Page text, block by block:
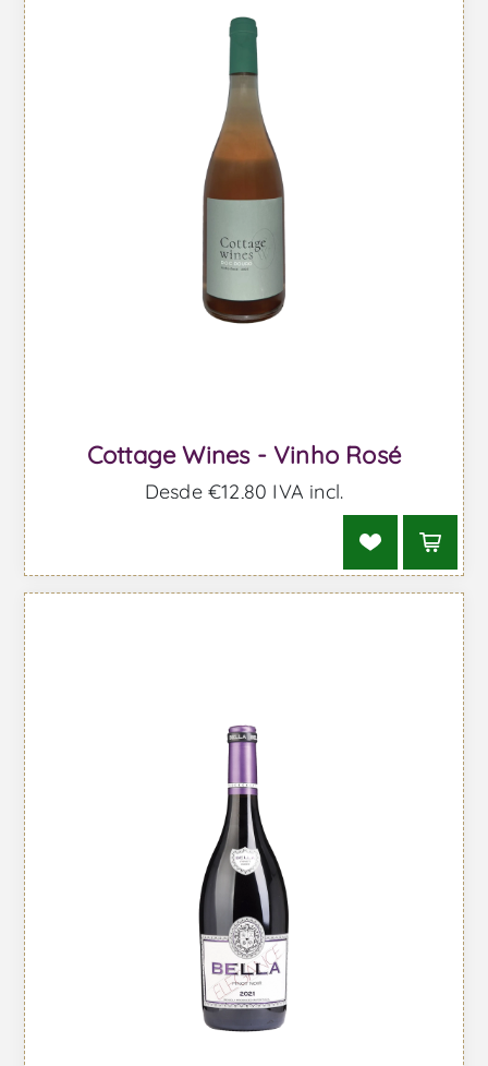
Cottage Wines - Vinho Rosé
Desde €12,80 IVA incl.